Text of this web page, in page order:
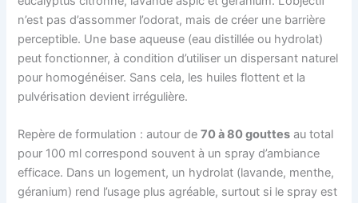
n’est pas d’assommer l’odorat, mais de créer une barrière
perceptible. Une base aqueuse (eau distillée ou hydrolat)
peut fonctionner, à condition d’utiliser un dispersant naturel
pour homogénéiser. Sans cela, les huiles flottent et la
pulvérisation devient irrégulière.
Repère de formulation : autour de70 à 80 gouttes au total
pour 100 ml correspond souvent à un spray d’ambiance
efficace. Dans un logement, un hydrolat (lavande, menthe,
géranium) rend l’usage plus agréable, surtout si le spray est